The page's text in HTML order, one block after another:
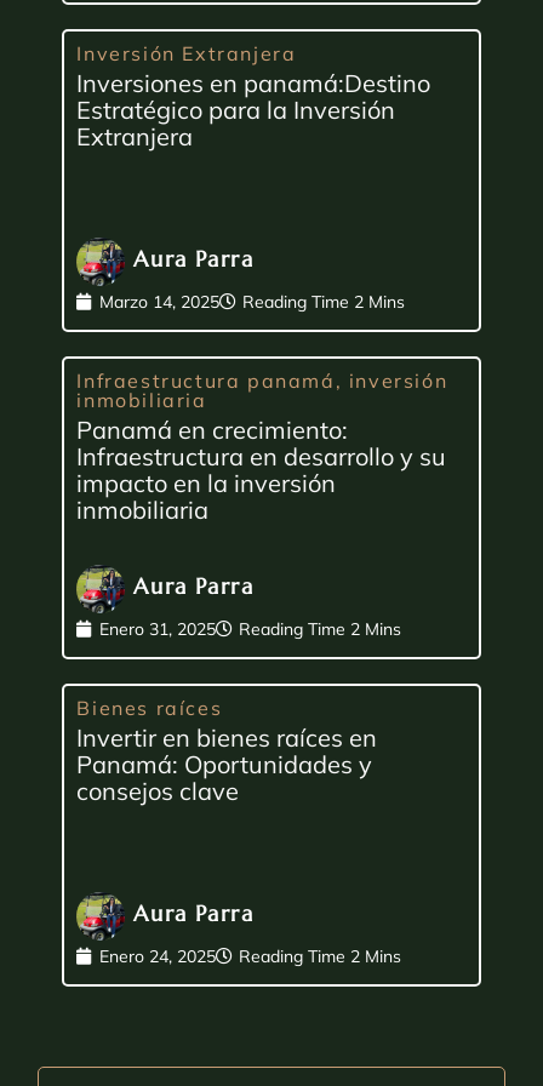
Inversión Extranjera
Inversiones en panamá:Destino
Estratégico para la Inversión
Extranjera
Aura Parra
Marzo 14, 2025
Infraestructura panamá , inversión
inmobiliaria
Panamá en crecimiento:
Infraestructura en desarrollo y su
impacto en la inversión
inmobiliaria
Aura Parra
Enero 31, 2025
Bienes raíces
Invertir en bienes raíces en
Panamá: Oportunidades y
consejos clave
Aura Parra
Enero 24, 2025